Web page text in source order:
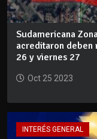
Sudamericana
acreditaron deben
26 y viernes 27
Oct 25 2023
INTERÉS GENERAL